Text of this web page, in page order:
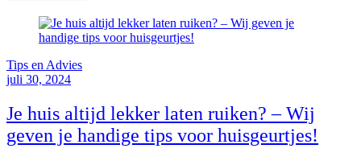
Tips en Advies
juli 30, 2024
Je huis altijd lekker laten ruiken? – Wij
geven je handige tips voor huisgeurtjes!